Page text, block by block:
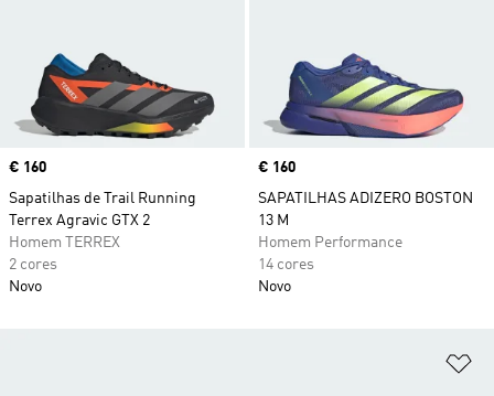
Price
€ 160
Sapatilhas de Trail Running
Terrex Agravic GTX 2
Homem TERREX
2 cores
Novo
Price
€ 160
SAPATILHAS ADIZERO BOSTON
13 M
Homem Performance
14 cores
Novo